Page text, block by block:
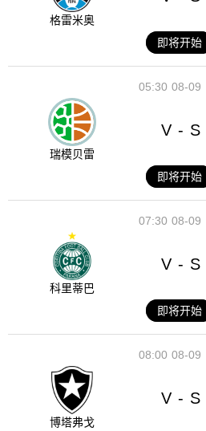
格雷米奥
即将开始
08-09
05:30
瑞模贝雷
V - S
即将开始
08-09
07:30
科里蒂巴
V - S
即将开始
08-09
08:00
博塔弗戈
V - S